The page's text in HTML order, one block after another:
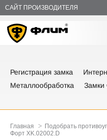
САЙТ ПРОИЗВОДИТЕЛЯ
Регистрация замка
Металлообработка
Замки
Главная > Подобрать
Форт XK.02002.D